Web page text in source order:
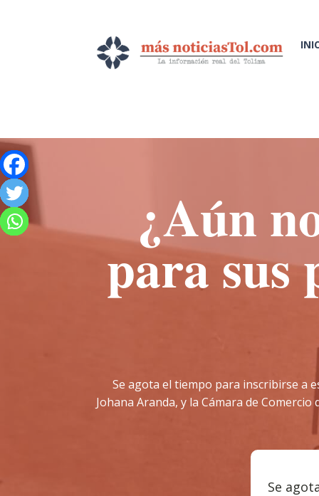
¿Aún
para sus
Se agota el tiempo para inscribirse a
Johana Aranda, y la Cámara de
Se